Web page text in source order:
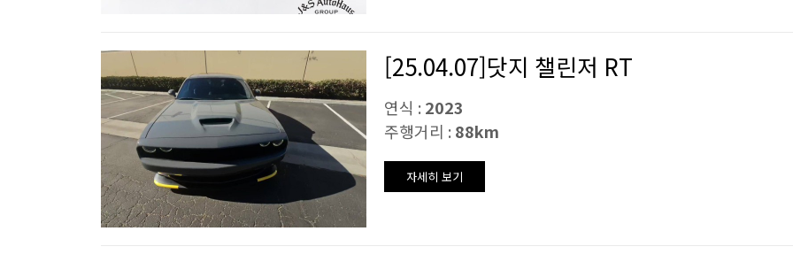
[25.04.07]닷지 챌린저 RT
연식 : 2023
주행거리 : 88km
자세히 보기